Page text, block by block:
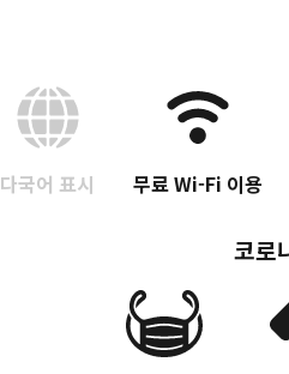
다국어 표시 무료 Wi-Fi 이용
코로